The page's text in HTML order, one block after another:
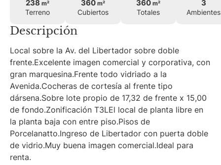
238m²
Terreno
360 m²
Cubiertos
360m²
Totales
3
Ambientes
Descripción
Local sobre la Av. del Libertador sobre doble
frente.Excelente imagen comercial y corporativa, con
gran marquesina.Frente todo vidriado a la
Avenida.Cocheras de cortesía al frente tipo
dársena.Sobre lote propio de 17,32 de frente x 15,00
de fondo.Zonificación T3LEl local de planta libre en
la planta baja con entre piso.Pisos de
Porcelanatto.Ingreso de Libertador con puerta doble
de vidrio.Muy buena imagen comercial.Ideal para
renta.